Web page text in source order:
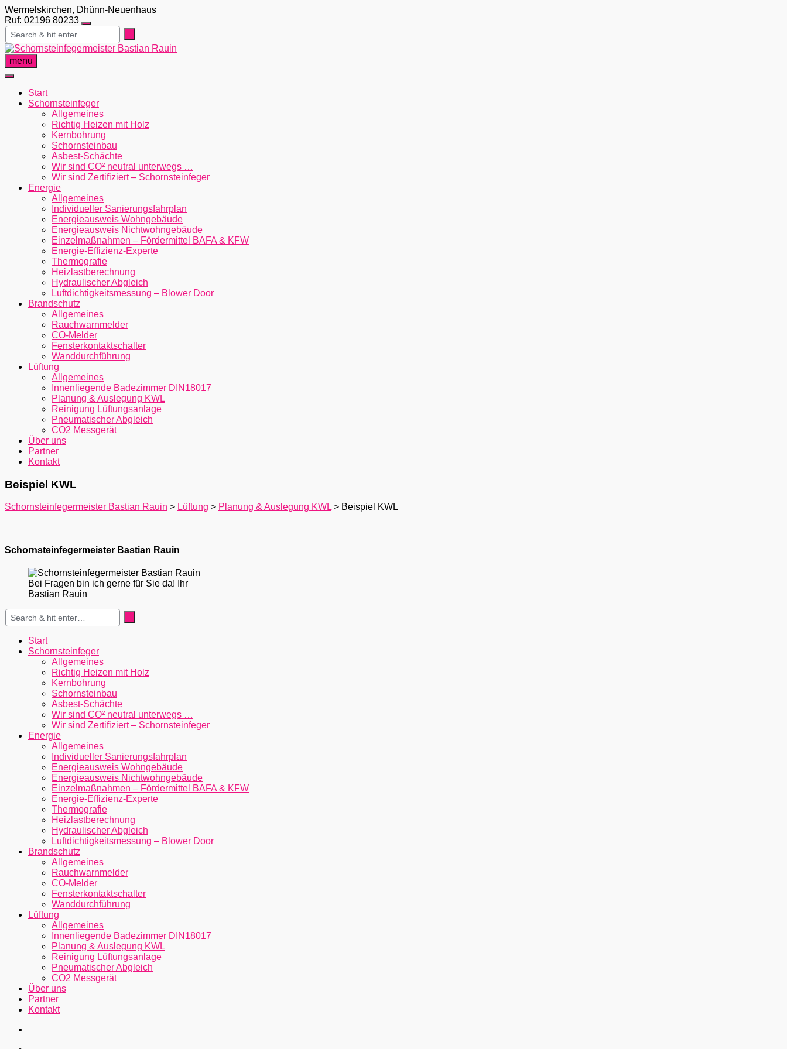
Skip
to
content
Wermelskirchen, Dhünn-Neuenhaus
Ruf: 02196 80233
menu
Start
Schornsteinfeger
Allgemeines
Richtig Heizen mit Holz
Kernbohrung
Schornsteinbau
Asbest-Schächte
Wir sind CO² neutral unterwegs …
Wir sind Zertifiziert – Schornsteinfeger
Energie
Allgemeines
Individueller Sanierungsfahrplan
Energieausweis Wohngebäude
Energieausweis Nichtwohngebäude
Einzelmaßnahmen – Fördermittel BAFA & KFW
Energie-Effizienz-Experte
Thermografie
Heizlastberechnung
Hydraulischer Abgleich
Luftdichtigkeitsmessung – Blower Door
Brandschutz
Allgemeines
Rauchwarnmelder
CO-Melder
Fensterkontaktschalter
Wanddurchführung
Lüftung
Allgemeines
Innenliegende Badezimmer DIN18017
Planung & Auslegung KWL
Reinigung Lüftungsanlage
Pneumatischer Abgleich
CO2 Messgerät
Über uns
Partner
Kontakt
Beispiel KWL
Schornsteinfegermeister Bastian Rauin > Lüftung > Planung & Auslegung KWL> Beispiel KWL
Schornsteinfegermeister Bastian Rauin
Bei Fragen bin ich gerne für Sie da! Ihr
Bastian Rauin
Start
Schornsteinfeger
Allgemeines
Richtig Heizen mit Holz
Kernbohrung
Schornsteinbau
Asbest-Schächte
Wir sind CO² neutral unterwegs …
Wir sind Zertifiziert – Schornsteinfeger
Energie
Allgemeines
Individueller Sanierungsfahrplan
Energieausweis Wohngebäude
Energieausweis Nichtwohngebäude
Einzelmaßnahmen – Fördermittel BAFA & KFW
Energie-Effizienz-Experte
Thermografie
Heizlastberechnung
Hydraulischer Abgleich
Luftdichtigkeitsmessung – Blower Door
Brandschutz
Allgemeines
Rauchwarnmelder
CO-Melder
Fensterkontaktschalter
Wanddurchführung
Lüftung
Allgemeines
Innenliegende Badezimmer DIN18017
Planung & Auslegung KWL
Reinigung Lüftungsanlage
Pneumatischer Abgleich
CO2 Messgerät
Über uns
Partner
Kontakt